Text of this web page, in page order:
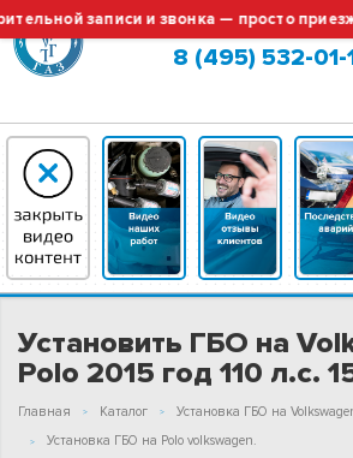
записи и звонка — просто
Москва (сменить
8 (495) 532-01-
Установить ГБО на
Polo 2015 год 110 л.с.
Главная Каталог
Установка ГБО на
Установка ГБО на Polo volkswagen.